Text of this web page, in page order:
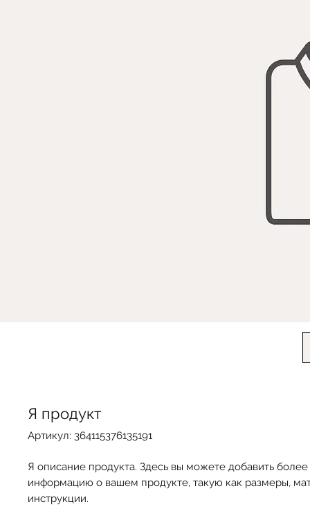
Я продукт
Артикул: 364115376135191
Я описание продукта. Здесь вы можете добавить
информацию о вашем продукте, такую как размеры,
инструкции.